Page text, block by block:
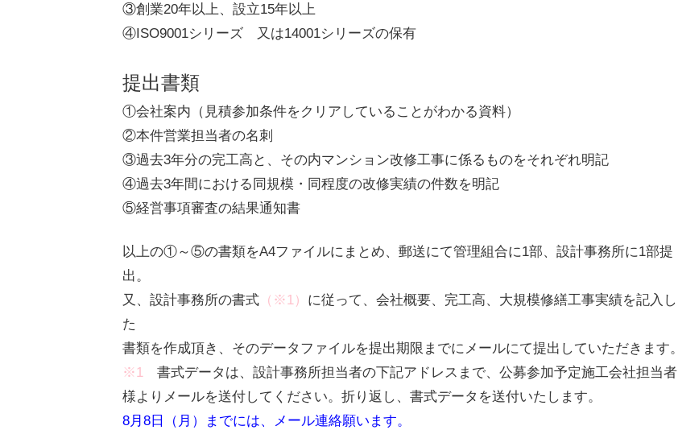
③創業20年以上、設立15年以上
④ISO9001シリーズ 又は14001シリーズの保有
提出書類
①会社案内（見積参加条件をクリアしていることがわかる資料）
②本件営業担当者の名刺
③過去3年分の完工高と、その内マンション改修工事に係るものをそれぞれ明記
④過去3年間における同規模・同程度の改修実績の件数を明記
⑤経営事項審査の結果通知書
以上の①～⑤の書類をA4ファイルにまとめ、郵送にて管理組合に1部、設計事務所に1部提
出。
又、設計事務所の書式 （※1） に従って、会社概要、完工高、大規模修繕工事実績を記入し
た
書類を作成頂き、そのデータファイルを提出期限までにメールにて提出していただきます。
※1 書式データは、設計事務所担当者の下記アドレスまで、公募参加予定施工会社担当者
様よりメールを送付してください。折り返し、書式データを送付いたします。
8月8日（月）までには、メール連絡願います。